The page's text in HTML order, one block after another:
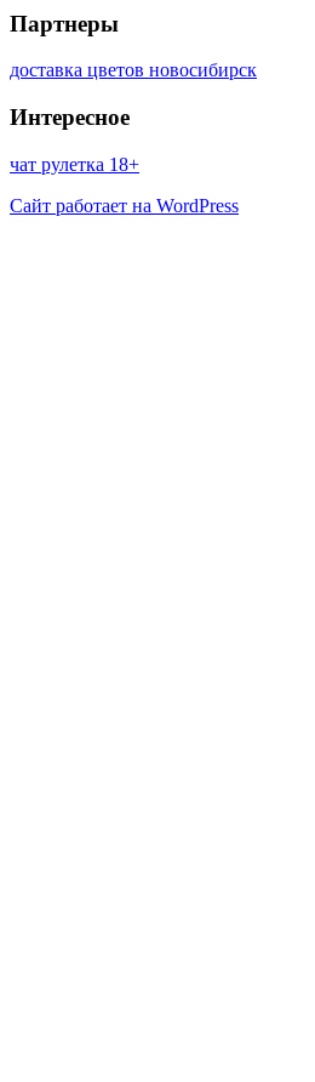
Партнеры
доставка цветов новосибирск
Интересное
чат рулетка 18+
Сайт работает на WordPress